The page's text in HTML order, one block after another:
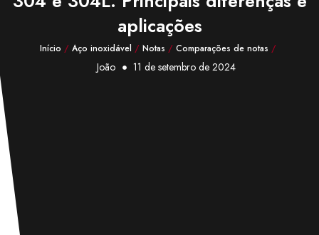
aplicações
Início / Aço inoxidável / Notas / Comparações de notas /
João 11 de setembro de 2024